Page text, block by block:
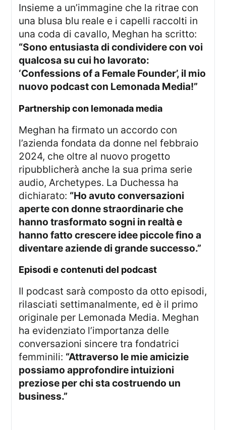
Insieme a un’immagine che la ritrae con
una blusa blu reale e i capelli raccolti in
una coda di cavallo, Meghan ha scritto:
“Sono entusiasta di condividere con voi
qualcosa su cui ho lavorato:
‘Confessions of a Female Founder’, il mio
nuovo podcast con Lemonada Media!”
partnership con lemonada media
Meghan ha firmato un accordo con
l’azienda fondata da donne nel febbraio
2024, che oltre al nuovo progetto
ripubblicherà anche la sua prima serie
audio, Archetypes. La Duchessa ha
dichiarato: “Ho avuto conversazioni
aperte con donne straordinarie che
hanno trasformato sogni in realtà e
hanno fatto crescere idee piccole fino a
diventare aziende di grande successo.”
episodi e contenuti del podcast
Il podcast sarà composto da otto episodi,
rilasciati settimanalmente, ed è il primo
originale per Lemonada Media. Meghan
ha evidenziato l’importanza delle
conversazioni sincere tra fondatrici
femminili: “Attraverso le mie amicizie
possiamo approfondire intuizioni
preziose per chi sta costruendo un
business.”